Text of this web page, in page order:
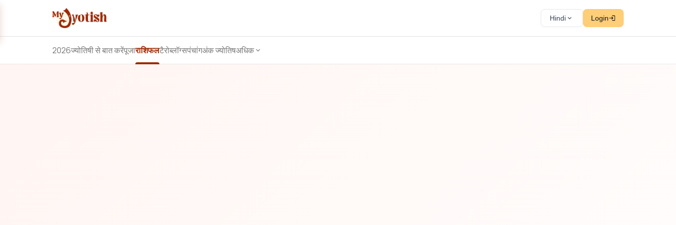
Hindi Login
2026ज्योतिषी से बात करेंपूजाराशिफलटैरोब्लॉग्सपंचांगअंक ज्योतिषअधिक